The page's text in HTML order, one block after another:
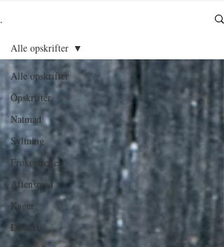
.
Alle opskrifter
Opskrifter
Natmad
Syltning
Frokostretter
Aftensmad
Kager
Dessert
Alle opskrifter